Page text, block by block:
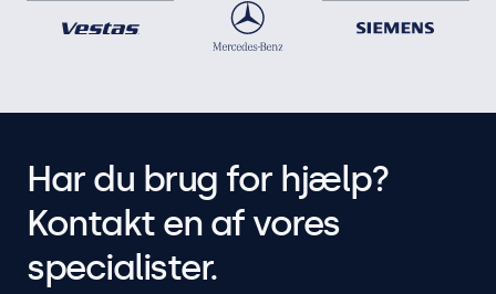
Har du brug for hjælp?
Kontakt en af vores
specialister.